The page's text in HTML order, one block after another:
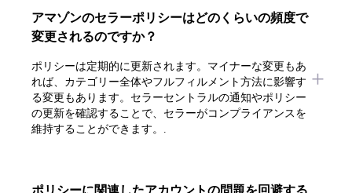
アマゾンのセラーポリシーはどのくらいの頻度で
変更されるのですか？
ポリシーは定期的に更新されます。マイナーな変更もあ
れば、カテゴリー全体やフルフィルメント方法に影響す
る変更もあります。セラーセントラルの通知やポリシー
の更新を確認することで、セラーがコンプライアンスを
維持することができます。.
ポリシーに関連したアカウントの問題を回避する